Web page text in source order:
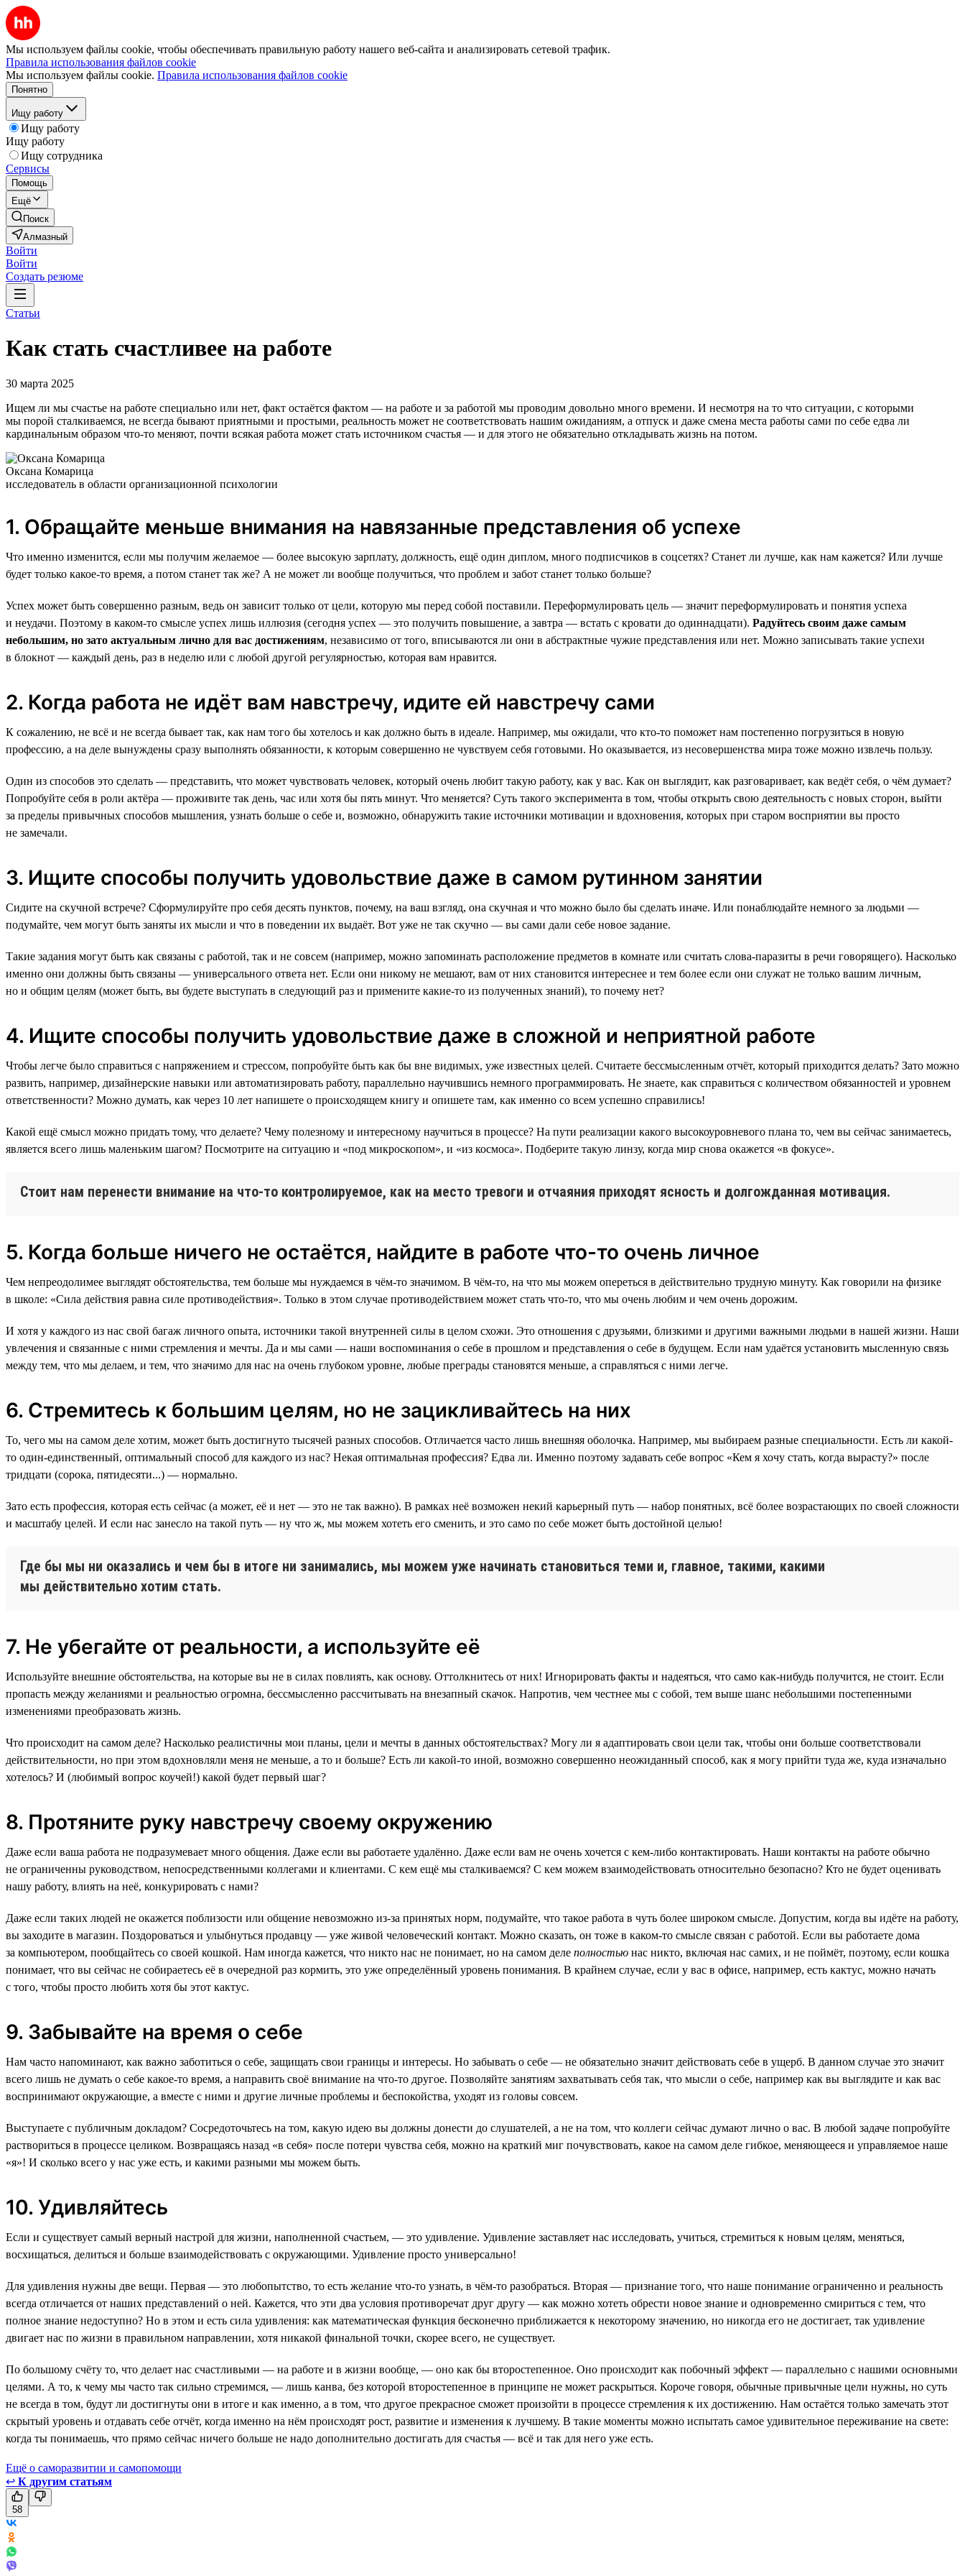
Мы используем файлы cookie, чтобы обеспечивать правильную работу нашего веб-сайта и анализировать сетевой трафик.
Правила использования файлов cookie
Мы используем файлы cookie. Правила использования файлов cookie
Понятно
Ищу работу
Ищу работу
Ищу работу
Ищу сотрудника
Сервисы
Помощь
Ещё
Поиск
Алмазный
Войти
Войти
Создать резюме
Статьи
Как стать счастливее на работе
30 марта 2025
Ищем ли мы счастье на работе специально или нет, факт остаётся фактом — на работе и за работой мы проводим довольно много времени. И несмотря на то что ситуации, с которыми
мы порой сталкиваемся, не всегда бывают приятными и простыми, реальность может не соответствовать нашим ожиданиям, а отпуск и даже смена места работы сами по себе едва ли
кардинальным образом что-то меняют, почти всякая работа может стать источником счастья — и для этого не обязательно откладывать жизнь на потом.
Оксана Комарица
исследователь в области организационной психологии
1. Обращайте меньше внимания на навязанные представления об успехе
Что именно изменится, если мы получим желаемое — более высокую зарплату, должность, ещё один диплом, много подписчиков в соцсетях? Станет ли лучше, как нам кажется? Или лучше
будет только какое-то время, а потом станет так же? А не может ли вообще получиться, что проблем и забот станет только больше?
Успех может быть совершенно разным, ведь он зависит только от цели, которую мы перед собой поставили. Переформулировать цель — значит переформулировать и понятия успеха
и неудачи. Поэтому в каком-то смысле успех лишь иллюзия (сегодня успех — это получить повышение, а завтра — встать с кровати до одиннадцати). Радуйтесь своим даже самым
небольшим, но зато актуальным лично для вас достижениям, независимо от того, вписываются ли они в абстрактные чужие представления или нет. Можно записывать такие успехи
в блокнот — каждый день, раз в неделю или с любой другой регулярностью, которая вам нравится.
2. Когда работа не идёт вам навстречу, идите ей навстречу сами
К сожалению, не всё и не всегда бывает так, как нам того бы хотелось и как должно быть в идеале. Например, мы ожидали, что кто-то поможет нам постепенно погрузиться в новую
профессию, а на деле вынуждены сразу выполнять обязанности, к которым совершенно не чувствуем себя готовыми. Но оказывается, из несовершенства мира тоже можно извлечь пользу.
Один из способов это сделать — представить, что может чувствовать человек, который очень любит такую работу, как у вас. Как он выглядит, как разговаривает, как ведёт себя, о чём думает?
Попробуйте себя в роли актёра — проживите так день, час или хотя бы пять минут. Что меняется? Суть такого эксперимента в том, чтобы открыть свою деятельность с новых сторон, выйти
за пределы привычных способов мышления, узнать больше о себе и, возможно, обнаружить такие источники мотивации и вдохновения, которых при старом восприятии вы просто
не замечали.
3. Ищите способы получить удовольствие даже в самом рутинном занятии
Сидите на скучной встрече? Сформулируйте про себя десять пунктов, почему, на ваш взгляд, она скучная и что можно было бы сделать иначе. Или понаблюдайте немного за людьми —
подумайте, чем могут быть заняты их мысли и что в поведении их выдаёт. Вот уже не так скучно — вы сами дали себе новое задание.
Такие задания могут быть как связаны с работой, так и не совсем (например, можно запоминать расположение предметов в комнате или считать слова-паразиты в речи говорящего). Насколько
именно они должны быть связаны — универсального ответа нет. Если они никому не мешают, вам от них становится интереснее и тем более если они служат не только вашим личным,
но и общим целям (может быть, вы будете выступать в следующий раз и примените какие-то из полученных знаний), то почему нет?
4. Ищите способы получить удовольствие даже в сложной и неприятной работе
Чтобы легче было справиться с напряжением и стрессом, попробуйте быть как бы вне видимых, уже известных целей. Считаете бессмысленным отчёт, который приходится делать? Зато можно
развить, например, дизайнерские навыки или автоматизировать работу, параллельно научившись немного программировать. Не знаете, как справиться с количеством обязанностей и уровнем
ответственности? Можно думать, как через 10 лет напишете о происходящем книгу и опишете там, как именно со всем успешно справились!
Какой ещё смысл можно придать тому, что делаете? Чему полезному и интересному научиться в процессе? На пути реализации какого высокоуровневого плана то, чем вы сейчас занимаетесь,
является всего лишь маленьким шагом? Посмотрите на ситуацию и «под микроскопом», и «из космоса». Подберите такую линзу, когда мир снова окажется «в фокусе».
Стоит нам перенести внимание на что-то контролируемое, как на место тревоги и отчаяния приходят ясность и долгожданная мотивация.
5. Когда больше ничего не остаётся, найдите в работе что-то очень личное
Чем непреодолимее выглядят обстоятельства, тем больше мы нуждаемся в чём-то значимом. В чём-то, на что мы можем опереться в действительно трудную минуту. Как говорили на физике
в школе: «Сила действия равна силе противодействия». Только в этом случае противодействием может стать что-то, что мы очень любим и чем очень дорожим.
И хотя у каждого из нас свой багаж личного опыта, источники такой внутренней силы в целом схожи. Это отношения с друзьями, близкими и другими важными людьми в нашей жизни. Наши
увлечения и связанные с ними стремления и мечты. Да и мы сами — наши воспоминания о себе в прошлом и представления о себе в будущем. Если нам удаётся установить мысленную связь
между тем, что мы делаем, и тем, что значимо для нас на очень глубоком уровне, любые преграды становятся меньше, а справляться с ними легче.
6. Стремитесь к большим целям, но не зацикливайтесь на них
То, чего мы на самом деле хотим, может быть достигнуто тысячей разных способов. Отличается часто лишь внешняя оболочка. Например, мы выбираем разные специальности. Есть ли какой-
то один-единственный, оптимальный способ для каждого из нас? Некая оптимальная профессия? Едва ли. Именно поэтому задавать себе вопрос «Кем я хочу стать, когда вырасту?» после
тридцати (сорока, пятидесяти...) — нормально.
Зато есть профессия, которая есть сейчас (а может, её и нет — это не так важно). В рамках неё возможен некий карьерный путь — набор понятных, всё более возрастающих по своей сложности
и масштабу целей. И если нас занесло на такой путь — ну что ж, мы можем хотеть его сменить, и это само по себе может быть достойной целью!
Где бы мы ни оказались и чем бы в итоге ни занимались, мы можем уже начинать становиться теми и, главное, такими, какими
мы действительно хотим стать.
7. Не убегайте от реальности, а используйте её
Используйте внешние обстоятельства, на которые вы не в силах повлиять, как основу. Оттолкнитесь от них! Игнорировать факты и надеяться, что само как-нибудь получится, не стоит. Если
пропасть между желаниями и реальностью огромна, бессмысленно рассчитывать на внезапный скачок. Напротив, чем честнее мы с собой, тем выше шанс небольшими постепенными
изменениями преобразовать жизнь.
Что происходит на самом деле? Насколько реалистичны мои планы, цели и мечты в данных обстоятельствах? Могу ли я адаптировать свои цели так, чтобы они больше соответствовали
действительности, но при этом вдохновляли меня не меньше, а то и больше? Есть ли какой-то иной, возможно совершенно неожиданный способ, как я могу прийти туда же, куда изначально
хотелось? И (любимый вопрос коучей!) какой будет первый шаг?
8. Протяните руку навстречу своему окружению
Даже если ваша работа не подразумевает много общения. Даже если вы работаете удалённо. Даже если вам не очень хочется с кем-либо контактировать. Наши контакты на работе обычно
не ограниченны руководством, непосредственными коллегами и клиентами. С кем ещё мы сталкиваемся? С кем можем взаимодействовать относительно безопасно? Кто не будет оценивать
нашу работу, влиять на неё, конкурировать с нами?
Даже если таких людей не окажется поблизости или общение невозможно из-за принятых норм, подумайте, что такое работа в чуть более широком смысле. Допустим, когда вы идёте на работу,
вы заходите в магазин. Поздороваться и улыбнуться продавцу — уже живой человеческий контакт. Можно сказать, он тоже в каком-то смысле связан с работой. Если вы работаете дома
за компьютером, пообщайтесь со своей кошкой. Нам иногда кажется, что никто нас не понимает, но на самом деле полностью нас никто, включая нас самих, и не поймёт, поэтому, если кошка
понимает, что вы сейчас не собираетесь её в очередной раз кормить, это уже определённый уровень понимания. В крайнем случае, если у вас в офисе, например, есть кактус, можно начать
с того, чтобы просто любить хотя бы этот кактус.
9. Забывайте на время о себе
Нам часто напоминают, как важно заботиться о себе, защищать свои границы и интересы. Но забывать о себе — не обязательно значит действовать себе в ущерб. В данном случае это значит
всего лишь не думать о себе какое-то время, а направить своё внимание на что-то другое. Позволяйте занятиям захватывать себя так, что мысли о себе, например как вы выглядите и как вас
воспринимают окружающие, а вместе с ними и другие личные проблемы и беспокойства, уходят из головы совсем.
Выступаете с публичным докладом? Сосредоточьтесь на том, какую идею вы должны донести до слушателей, а не на том, что коллеги сейчас думают лично о вас. В любой задаче попробуйте
раствориться в процессе целиком. Возвращаясь назад «в себя» после потери чувства себя, можно на краткий миг почувствовать, какое на самом деле гибкое, меняющееся и управляемое наше
«я»! И сколько всего у нас уже есть, и какими разными мы можем быть.
10. Удивляйтесь
Если и существует самый верный настрой для жизни, наполненной счастьем, — это удивление. Удивление заставляет нас исследовать, учиться, стремиться к новым целям, меняться,
восхищаться, делиться и больше взаимодействовать с окружающими. Удивление просто универсально!
Для удивления нужны две вещи. Первая — это любопытство, то есть желание что-то узнать, в чём-то разобраться. Вторая — признание того, что наше понимание ограниченно и реальность
всегда отличается от наших представлений о ней. Кажется, что эти два условия противоречат друг другу — как можно хотеть обрести новое знание и одновременно смириться с тем, что
полное знание недоступно? Но в этом и есть сила удивления: как математическая функция бесконечно приближается к некоторому значению, но никогда его не достигает, так удивление
двигает нас по жизни в правильном направлении, хотя никакой финальной точки, скорее всего, не существует.
По большому счёту то, что делает нас счастливыми — на работе и в жизни вообще, — оно как бы второстепенное. Оно происходит как побочный эффект — параллельно с нашими основными
целями. А то, к чему мы часто так сильно стремимся, — лишь канва, без которой второстепенное в принципе не может раскрыться. Короче говоря, обычные привычные цели нужны, но суть
не всегда в том, будут ли достигнуты они в итоге и как именно, а в том, что другое прекрасное сможет произойти в процессе стремления к их достижению. Нам остаётся только замечать этот
скрытый уровень и отдавать себе отчёт, когда именно на нём происходят рост, развитие и изменения к лучшему. В такие моменты можно испытать самое удивительное переживание на свете:
когда ты понимаешь, что прямо сейчас ничего больше не надо дополнительно достигать для счастья — всё и так для него уже есть.
Ещё о саморазвитии и самопомощи
↩ К другим статьям
58